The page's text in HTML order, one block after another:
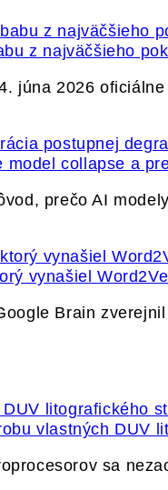
z najväčšieho
júna 2026
model collapse a
prečo AI
vynašiel
Brain
vlastných DUV
sa